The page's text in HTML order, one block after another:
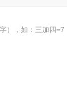
），如：三加四=7